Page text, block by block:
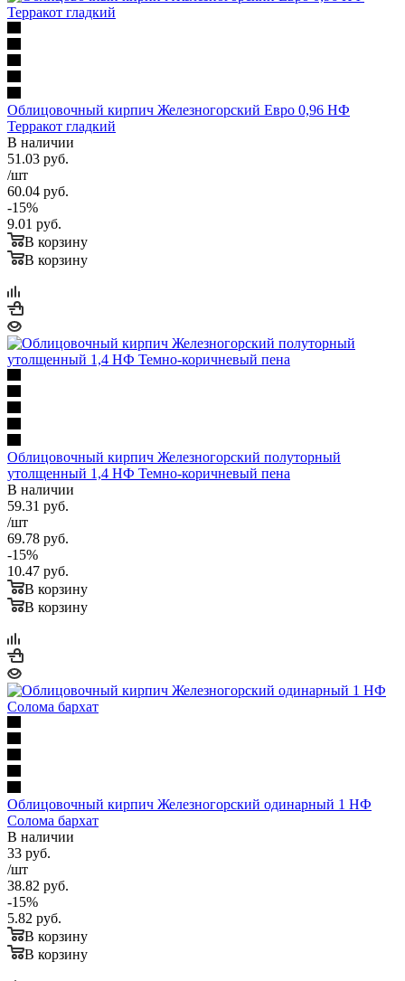
Облицовочный кирпич Железногорский Евро 0,96 НФ
Терракот гладкий
В наличии
51.03 руб.
/шт
60.04 руб.
-15%
9.01 руб.
В корзину
В корзину
Облицовочный кирпич Железногорский полуторный
утолщенный 1,4 НФ Темно-коричневый пена
В наличии
59.31 руб.
/шт
69.78 руб.
-15%
10.47 руб.
В корзину
В корзину
Облицовочный кирпич Железногорский одинарный 1 НФ
Солома бархат
В наличии
33 руб.
/шт
38.82 руб.
-15%
5.82 руб.
В корзину
В корзину